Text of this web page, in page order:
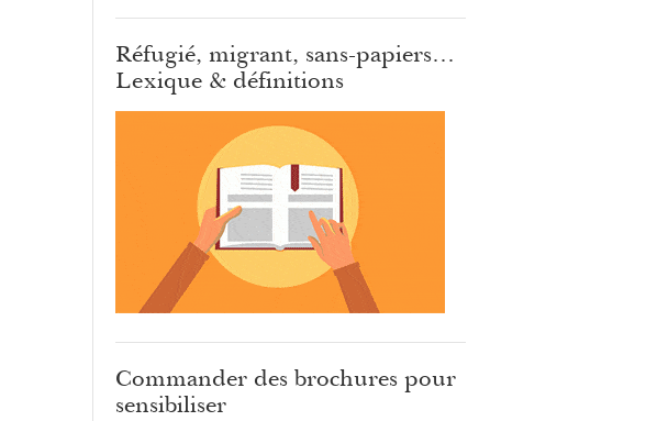
Réfugié, migrant, sans-papiers…
Lexique & définitions
Commander des brochures pour
sensibiliser